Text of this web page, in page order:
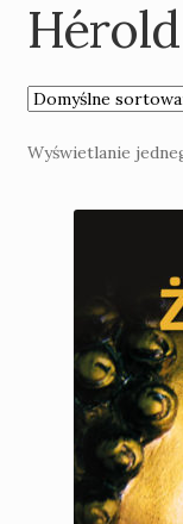
Kontakt
Nowości
Praca
Hérold
Wyświetlanie